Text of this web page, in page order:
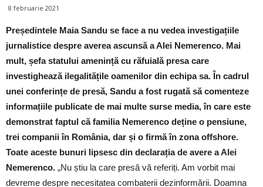
8 februarie 2021
Președintele Maia Sandu se face a nu vedea investigațiile
jurnalistice despre averea ascunsă a Alei Nemerenco. Mai
mult, șefa statului amenință cu răfuială presa care
investighează ilegalitățile oamenilor din echipa sa. În cadrul
unei conferințe de presă, Sandu a fost rugată să comenteze
informațiile publicate de mai multe surse media, în care este
demonstrat faptul că familia Nemerenco deține o pensiune,
trei companii în România, dar și o firmă în zona offshore.
Toate aceste bunuri lipsesc din declarația de avere a Alei
Nemerenco. „Nu știu la care presă vă referiți. Am vorbit mai
devreme despre necesitatea combaterii dezinformării. Doamna